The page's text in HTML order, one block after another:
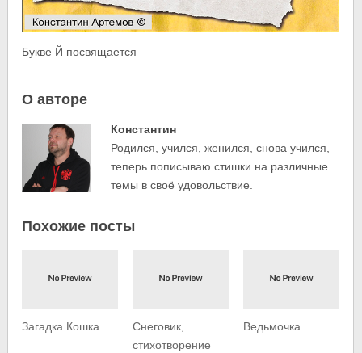
Букве Й посвящается
О авторе
Константин
Родился, учился, женился, снова учился,
теперь пописываю стишки на различные
темы в своё удовольствие.
Похожие посты
Загадка Кошка
Снеговик,
стихотворение
Ведьмочка